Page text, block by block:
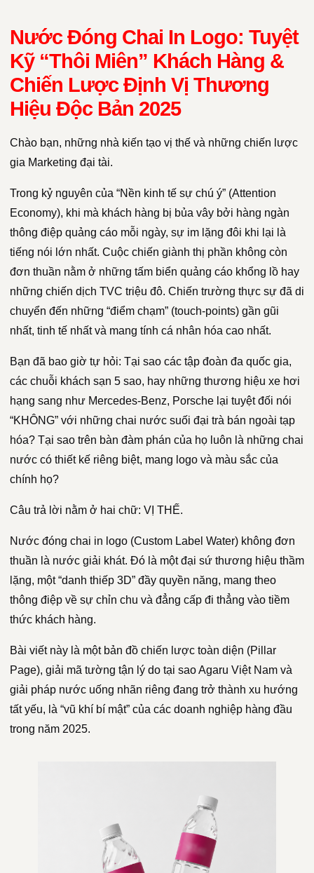
Nước Đóng Chai In Logo: Tuyệt
Kỹ “Thôi Miên” Khách Hàng &
Chiến Lược Định Vị Thương
Hiệu Độc Bản 2025
Chào bạn, những nhà kiến tạo vị thế và những chiến lược
gia Marketing đại tài.
Trong kỷ nguyên của “Nền kinh tế sự chú ý” (Attention
Economy), khi mà khách hàng bị bủa vây bởi hàng ngàn
thông điệp quảng cáo mỗi ngày, sự im lặng đôi khi lại là
tiếng nói lớn nhất. Cuộc chiến giành thị phần không còn
đơn thuần nằm ở những tấm biển quảng cáo khổng lồ hay
những chiến dịch TVC triệu đô. Chiến trường thực sự đã di
chuyển đến những “điểm chạm” (touch-points) gần gũi
nhất, tinh tế nhất và mang tính cá nhân hóa cao nhất.
Bạn đã bao giờ tự hỏi: Tại sao các tập đoàn đa quốc gia,
các chuỗi khách sạn 5 sao, hay những thương hiệu xe hơi
hạng sang như Mercedes-Benz, Porsche lại tuyệt đối nói
“KHÔNG” với những chai nước suối đại trà bán ngoài tạp
hóa? Tại sao trên bàn đàm phán của họ luôn là những chai
nước có thiết kế riêng biệt, mang logo và màu sắc của
chính họ?
Câu trả lời nằm ở hai chữ: VỊ THẾ.
Nước đóng chai in logo (Custom Label Water) không đơn
thuần là nước giải khát. Đó là một đại sứ thương hiệu thầm
lặng, một “danh thiếp 3D” đầy quyền năng, mang theo
thông điệp về sự chỉn chu và đẳng cấp đi thẳng vào tiềm
thức khách hàng.
Bài viết này là một bản đồ chiến lược toàn diện (Pillar
Page), giải mã tường tận lý do tại sao Agaru Việt Nam và
giải pháp nước uống nhãn riêng đang trở thành xu hướng
tất yếu, là “vũ khí bí mật” của các doanh nghiệp hàng đầu
trong năm 2025.